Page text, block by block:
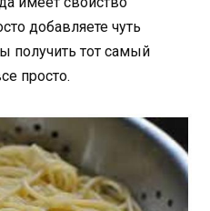
добавляете чуть
получить тот самый
просто.